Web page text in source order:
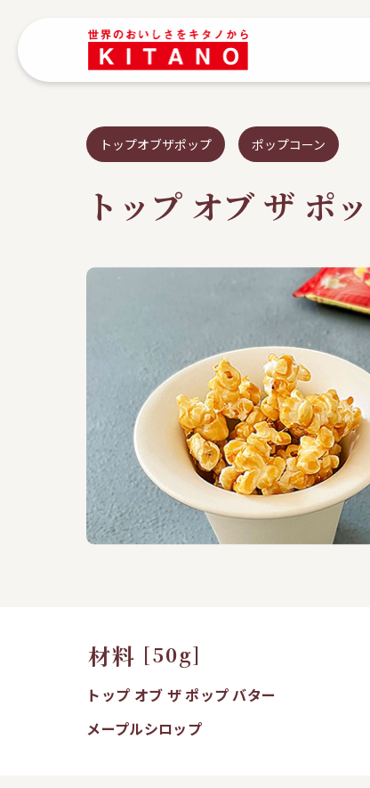
トップオブザポップ ポップコーン
トップ オブ ザ ポ
材料 [50g]
トップ オブ ザ ポップ バター
メープルシロップ